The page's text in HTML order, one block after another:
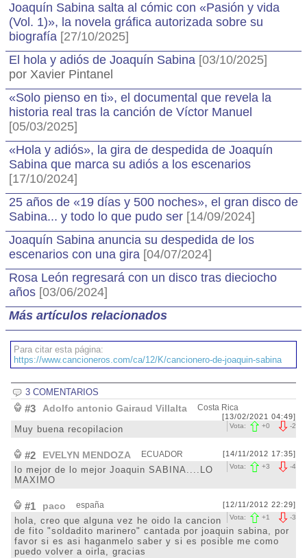
Joaquín Sabina salta al cómic con «Pasión y vida
(Vol. 1)», la novela gráfica autorizada sobre su
biografía [27/10/2025]
El hola y adiós de Joaquín Sabina [03/10/2025]
por Xavier Pintanel
«Solo pienso en ti», el documental que revela la
historia real tras la canción de Víctor Manuel
[05/03/2025]
«Hola y adiós», la gira de despedida de Joaquín
Sabina que marca su adiós a los escenarios
[17/10/2024]
25 años de «19 días y 500 noches», el gran disco de
Sabina... y todo lo que pudo ser [14/09/2024]
Joaquín Sabina anuncia su despedida de los
escenarios con una gira [04/07/2024]
Rosa León regresará con un disco tras dieciocho
años [03/06/2024]
Más artículos relacionados
Para citar esta página:
https://www.cancioneros.com/ca/12/K/cancionero-de-joaquin-sabina
3 COMENTARIOS
#3 Adolfo antonio Gairaud Villalta Costa Rica
[13/02/2021 04:49]
-2
Vota: +0
Muy buena recopilacion
#2 EVELYN MENDOZA ECUADOR [14/11/2012 17:35]
-4
Vota: +3
lo mejor de lo mejor Joaquin SABINA....LO
MAXIMO
#1 paco españa [12/11/2012 22:29]
-3
Vota: +1
hola, creo que alguna vez he oido la cancion
de fito "soldadito marinero" cantada por joaquin sabina, por
favor si es asi haganmelo saber y si es posible me como
puedo volver a oirla, gracias